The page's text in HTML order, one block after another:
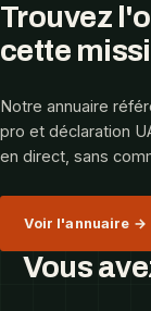
Trouvez
cette
Notre annuaire
pro et déclaration
en direct, sans
Voir l'annuaire →
Vous